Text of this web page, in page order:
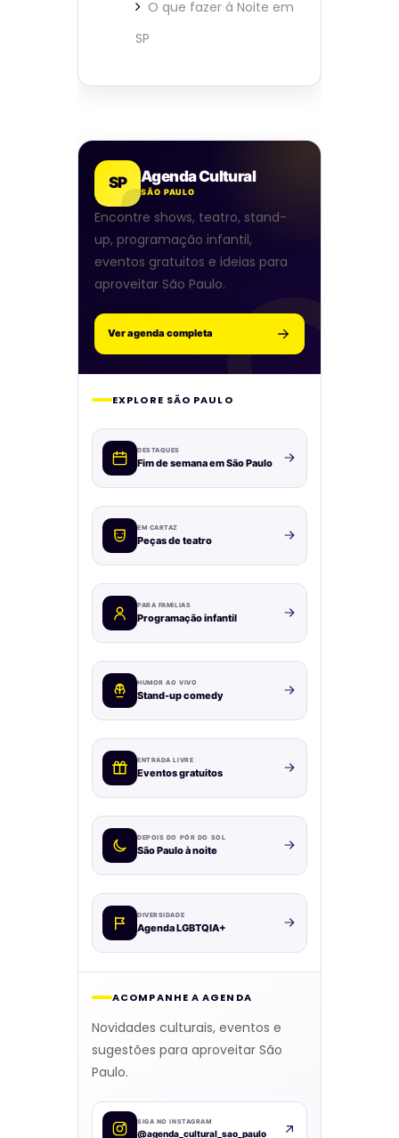
O que fazer à Noite em
SP
SP Agenda Cultural
SÃO PAULO
Encontre shows, teatro, stand-
up, programação infantil,
eventos gratuitos e ideias para
aproveitar São Paulo.
Ver agenda completa
EXPLORE SÃO PAULO
DESTAQUES
Fim de semana em São Paulo
EM CARTAZ
Peças de teatro
PARA FAMÍLIAS
Programação infantil
HUMOR AO VIVO
Stand-up comedy
ENTRADA LIVRE
Eventos gratuitos
DEPOIS DO PÔR DO SOL
São Paulo à noite
DIVERSIDADE
Agenda LGBTQIA+
ACOMPANHE A AGENDA
Novidades culturais, eventos e
sugestões para aproveitar São
Paulo.
SIGA NO INSTAGRAM
@agenda_cultural_sao_paulo